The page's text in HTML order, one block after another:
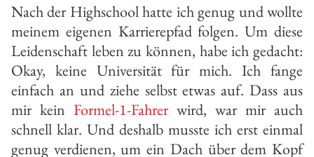
Nach der Highschool hatte ich genug und wollte
meinem eigenen Karrierepfad folgen. Um diese
Leidenschaft leben zu können, habe ich gedacht:
Okay, keine Universität für mich. Ich fange
einfach an und ziehe selbst etwas auf. Dass aus
mir kein Formel-1-Fahrerwird, war mir auch
schnell klar. Und deshalb musste ich erst einmal
genug verdienen, um ein Dach über dem Kopf